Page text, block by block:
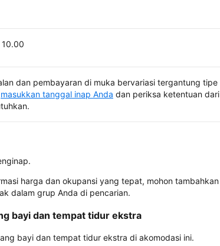
dan pembayaran di muka bervariasi tergantung tipe
masukkan tanggal inap Anda dan periksa ketentuan dari
harga dan okupansi yang tepat, mohon tambahkan
dalam grup Anda di pencarian.
bayi dan tempat tidur ekstra
bayi dan tempat tidur ekstra di akomodasi ini.